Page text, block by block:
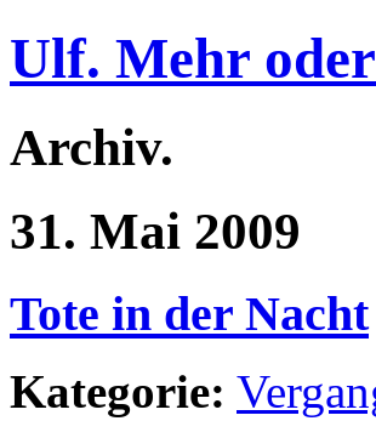
Ulf. Mehr
Archiv.
31. Mai 2009
Tote in der Nacht
Kategorie: